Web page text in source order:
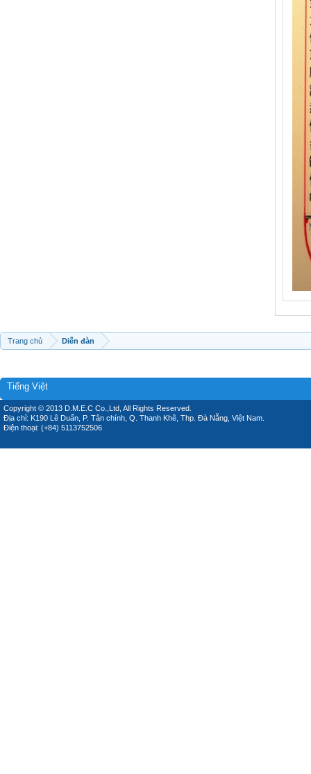
Trang chủ Diễn đàn
Tiếng Việt
Copyright © 2013 D.M.E.C Co.,Ltd, All Rights Reserved.
Địa chỉ: K190 Lê Duẩn, P. Tân chính, Q. Thanh Khê, Thp. Đà Nẵng, Việt Nam.
Điện thoại: (+84) 5113752506